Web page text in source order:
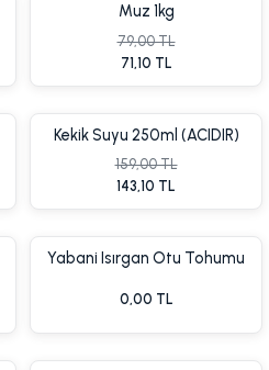
Muz 1kg
79,00 TL
71,10 TL
Kekik Suyu 250ml (ACIDIR)
159,00 TL
143,10 TL
Yabani Isırgan Otu Tohumu
0,00 TL